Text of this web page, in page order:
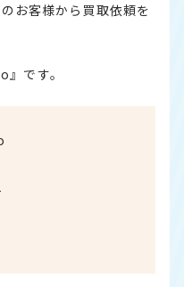
お客様から買取依頼を
です。